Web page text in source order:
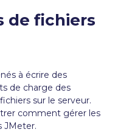
de fichiers
à écrire des
de charge des
sur le serveur.
comment gérer les
JMeter.